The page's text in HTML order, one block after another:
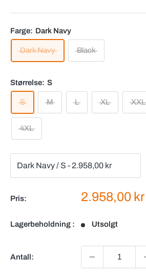
Farge: Dark Navy
Dark Navy Black
Størrelse: S
S M L XL XXL
4XL
Pris: Salgspris
2.958,00 kr
Lagerbeholdning : Utsolgt
Antall: